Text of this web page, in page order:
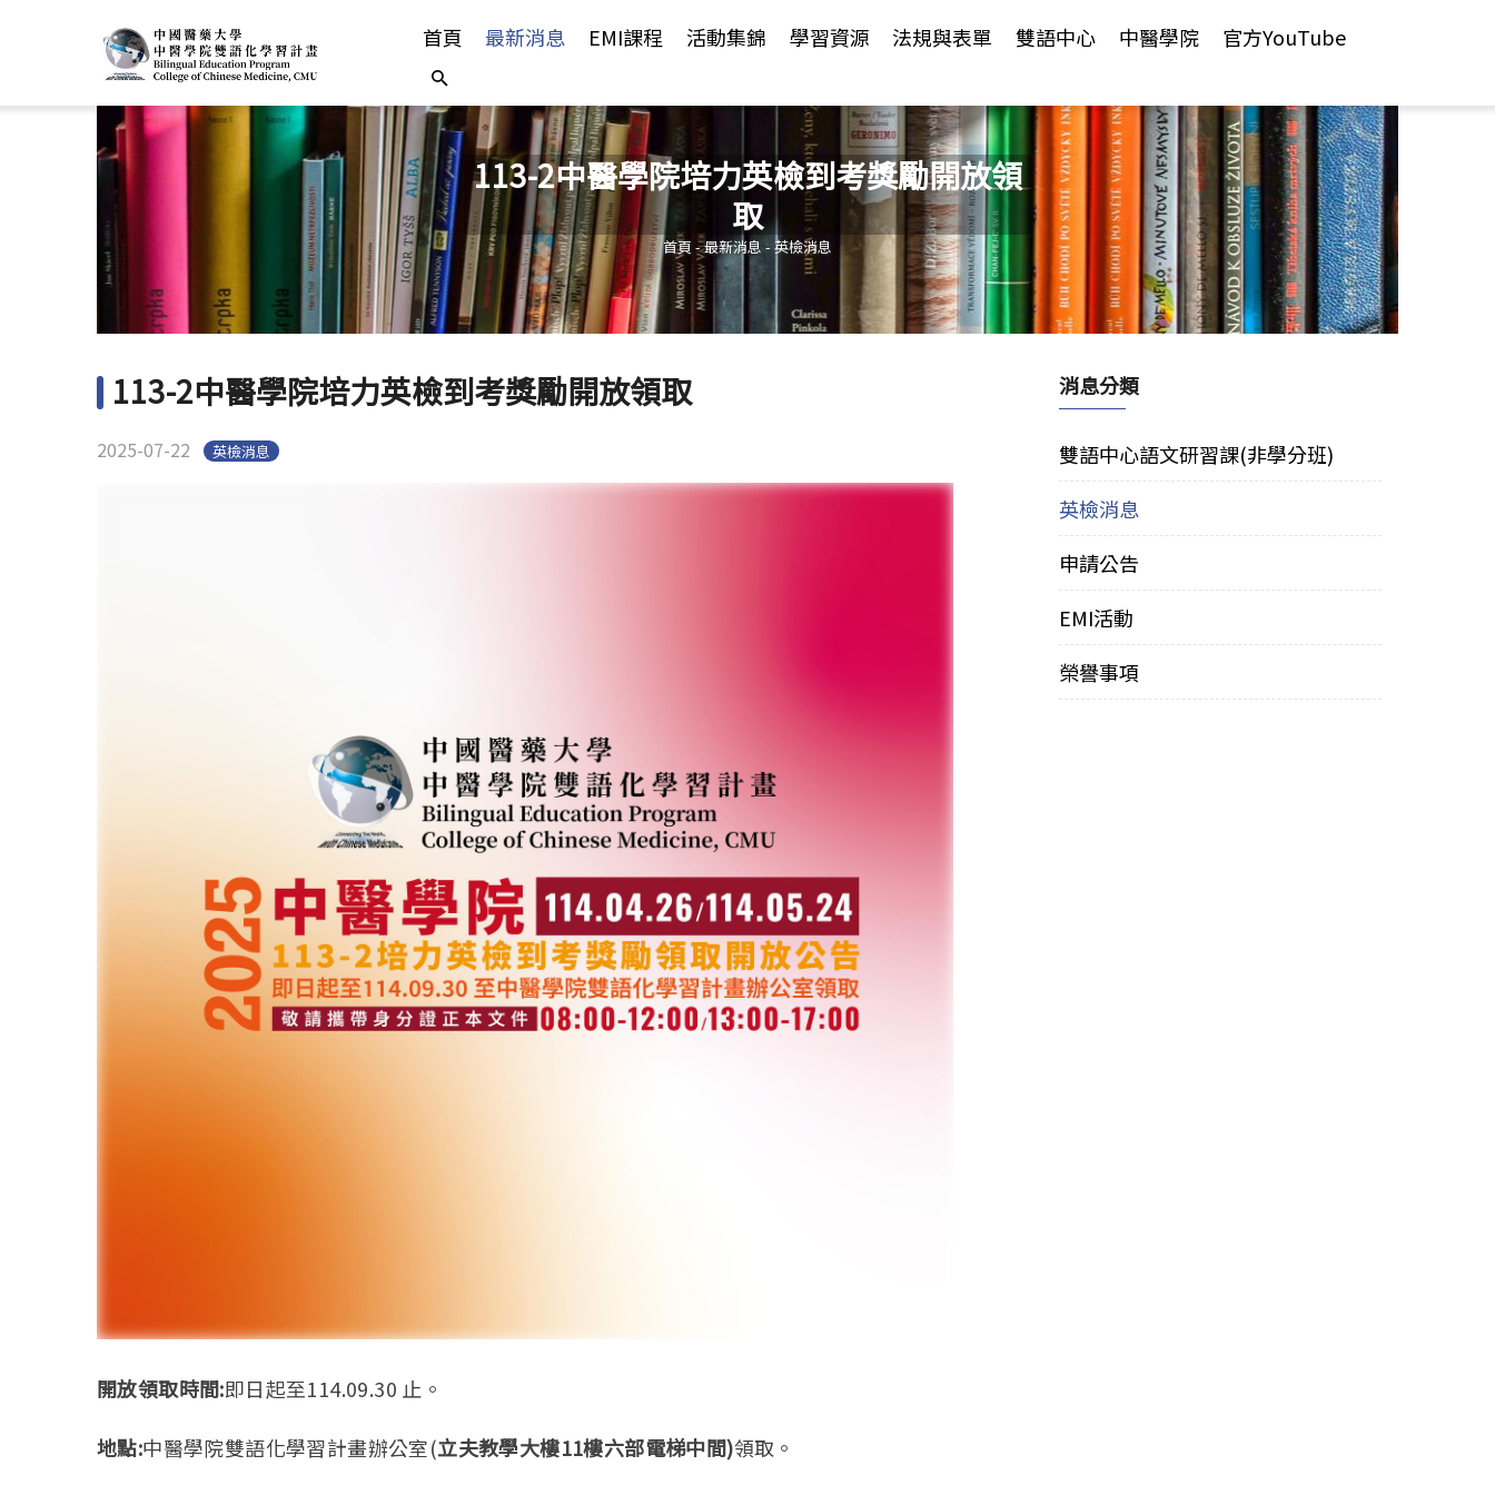
首頁 最新消息 EMI課程 活動集錦 學習資源 法規與表單 雙語中心 中醫學院 官方YouTube
113-2中醫學院培力英檢到考獎勵開放領
取
您在這裡
首頁 -最新消息 - 英檢消息
113-2中醫學院培力英檢到考獎勵開放領取
2025-07-22 英檢消息
開放領取時間:即日起至114.09.30 止。
地點:中醫學院雙語化學習計畫辦公室(立夫教學大樓11樓六部電梯中間)領取。
消息分類
雙語中心語文研習課(非學分班)
英檢消息
申請公告
EMI活動
榮譽事項